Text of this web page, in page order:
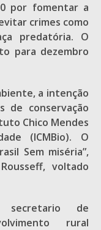
por fomentar a
crimes como
predatória. O
para dezembro
a intenção
de conservação
Chico Mendes
(ICMBio). O
Sem miséria”,
voltado
secretario de
rural